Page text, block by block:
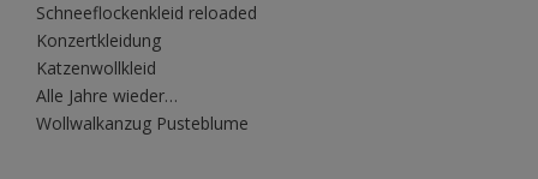
Schneeflockenkleid reloaded
Konzertkleidung
Katzenwollkleid
Alle Jahre wieder…
Wollwalkanzug Pusteblume